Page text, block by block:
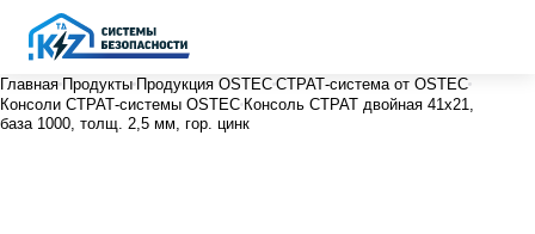
Главная Продукты Продукция OSTEC СТРАТ-система от OSTEC
Консоли СТРАТ-системы OSTEC Консоль СТРАТ двойная 41х21,
база 1000, толщ. 2,5 мм, гор. цинк